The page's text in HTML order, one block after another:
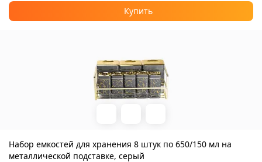
Купить
Набор емкостей для хранения 8 штук по 650/150 мл на
металлической подставке, серый